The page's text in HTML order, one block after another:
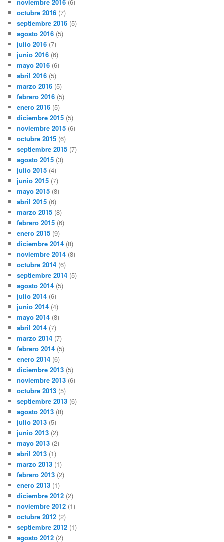
octubre 2016 (7)
septiembre 2016 (5)
agosto 2016 (5)
julio 2016 (7)
junio 2016 (6)
mayo 2016 (6)
abril 2016 (5)
marzo 2016 (5)
febrero 2016 (5)
enero 2016 (5)
diciembre 2015 (5)
noviembre 2015 (6)
octubre 2015 (6)
septiembre 2015 (7)
agosto 2015 (3)
julio 2015 (4)
junio 2015 (7)
mayo 2015 (8)
abril 2015 (6)
marzo 2015 (8)
febrero 2015 (6)
enero 2015 (9)
diciembre 2014 (8)
noviembre 2014 (8)
octubre 2014 (6)
septiembre 2014 (5)
agosto 2014 (5)
julio 2014 (6)
junio 2014 (4)
mayo 2014 (8)
abril 2014 (7)
marzo 2014 (7)
febrero 2014 (5)
enero 2014 (6)
diciembre 2013 (5)
noviembre 2013 (6)
octubre 2013 (5)
septiembre 2013 (6)
agosto 2013 (8)
julio 2013 (5)
junio 2013 (2)
mayo 2013 (2)
abril 2013 (1)
marzo 2013 (1)
febrero 2013 (2)
enero 2013 (1)
diciembre 2012 (2)
noviembre 2012 (1)
octubre 2012 (2)
septiembre 2012 (1)
agosto 2012 (2)